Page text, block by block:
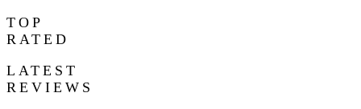
TOP
RATED
LATEST
REVIEWS